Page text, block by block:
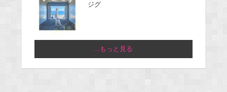
ジグ
...もっと見る